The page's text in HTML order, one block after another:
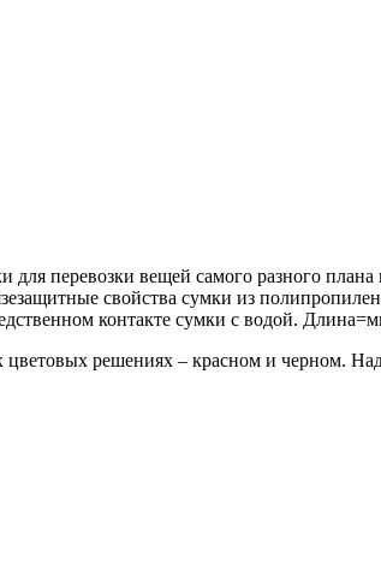
перевозки вещей самого разного
свойства сумки из
контакте сумки с водой.
решениях – красном и черном.